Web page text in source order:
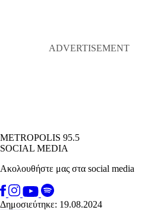
METROPOLIS 95.5
SOCIAL MEDIA
Ακολουθήστε μας στα social media
Δημοσιεύτηκε: 19.08.2024